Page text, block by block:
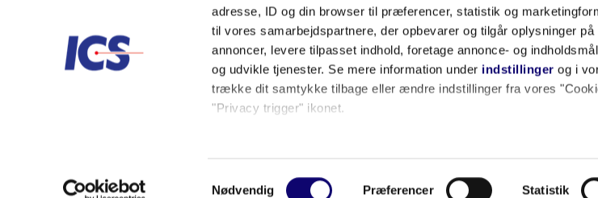
adresse, ID og din browser til præferencer, statistik og
til vores samarbejdspartnere, der opbevarer og tilgår oplysninger
annoncer, levere tilpasset indhold, foretage annonce- og
og udvikle tjenester. Se mere information under indstillinger og i
trække dit samtykke tilbage eller ændre indstillinger fra vores
"Privacy trigger" ikonet.
Identificere din enhed baseret på en scanning af dens unikke
Samtykkevalg
Nødvendig Præferencer Statistik
Salgs- og leveringsbetingelser
Privatlivspolitik
Robotindustrien
©Copyright ICS A/S Lucernemarken 12, 5260 Odense S +45 66 17 10 74 ics@ics.as CVR. 78805412